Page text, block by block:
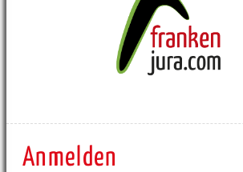
Anmelden